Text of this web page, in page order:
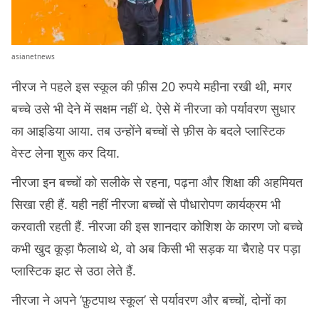
asianetnews
नीरज ने पहले इस स्कूल की फ़ीस 20 रुपये महीना रखी थी, मगर
बच्चे उसे भी देने में सक्षम नहीं थे. ऐसे में नीरजा को पर्यावरण सुधार
का आइडिया आया. तब उन्होंने बच्चों से फ़ीस के बदले प्लास्टिक
वेस्ट लेना शुरू कर दिया.
नीरजा इन बच्चों को सलीके से रहना, पढ़ना और शिक्षा की अहमियत
सिखा रही हैं. यही नहीं नीरजा बच्चों से पौधारोपण कार्यक्रम भी
करवाती रहती हैं. नीरजा की इस शानदार कोशिश के कारण जो बच्चे
कभी खुद कूड़ा फैलाथे थे, वो अब किसी भी सड़क या चैराहे पर पड़ा
प्लास्टिक झट से उठा लेते हैं.
नीरजा ने अपने ‘फ़ुटपाथ स्कूल’ से पर्यावरण और बच्चों, दोनों का